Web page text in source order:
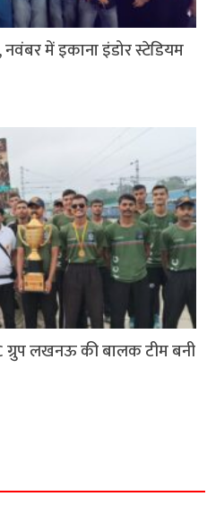
नवंबर में इकाना इंडोर स्टेडियम
ग्रुप लखनऊ की बालक टीम बनी